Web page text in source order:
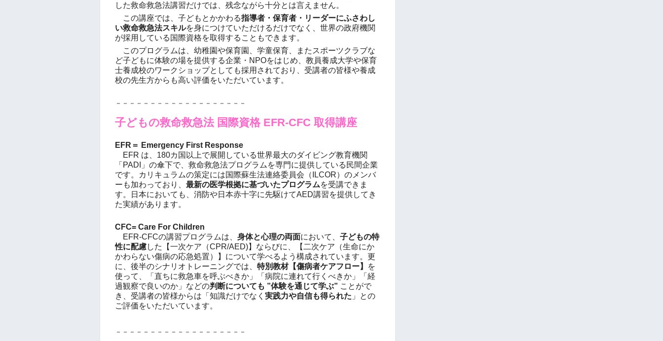
した救命救急法講習だけでは、残念ながら十分とは言えません。
この講座では、子どもとかかわる指導者・保育者・リーダーにふさわし
い救命救急法スキルを身につけていただけるだけでなく、世界の政府機関
が採用している国際資格を取得することもできます。
このプログラムは、幼稚園や保育園、学童保育、またスポーツクラブな
ど子どもに体験の場を提供する企業・NPOをはじめ、 教員養成大学や保育
士養成校のワークショップとしても採用されており、受講者の皆様や養成
校の先生方からも高い評価をいただいています。
－－－－－－－－－－－－－－－－－－－
子どもの救命救急法 国際資格 EFR-CFC 取得講座
EFR＝ Emergency First Response
EFR は、180カ国以上で展開している世界最大のダイビング教育機関
「PADI」の傘下で、救命救急法プログラムを専門に提供している民間企業
です。カリキュラムの策定には国際蘇生法連絡委員会（ILCOR）のメンバ
ーも加わっており、 最新の医学根拠に基づいたプログラムを受講できま
す。日本においても、消防や日本赤十字に先駆けてAED講習を提供してき
た実績があります。
CFC= Care For Children
EFR-CFCの講習プログラムは、 身体と心理の両面において、 子どもの特
性に配慮した【一次ケア（CPR/AED)】ならびに、【二次ケア（生命にか
かわらない傷病の応急処置）】について学べるよう構成されています。更
に、後半のシナリオトレーニングでは、 特別教材【傷病者ケアフロー】
を
使って、「直ちに救急車を呼ぶべきか」「病院に連れて行くべきか」「経
過観察で良いのか」などの判断についても ”体験を通じて学ぶ” ことがで
き、受講者の皆様からは「知識だけでなく 実践力や自信も得られた 」との
ご評価をいただいています。
－－－－－－－－－－－－－－－－－－－